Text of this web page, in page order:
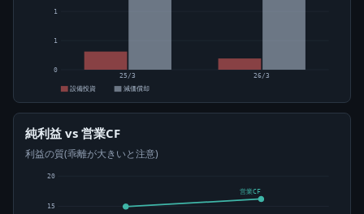
0
1
1
25/3
26/3
設備投資
減価償却
純利益 vs 営業CF
利益の質(乖離が大きいと注意)
15
20
営業CF